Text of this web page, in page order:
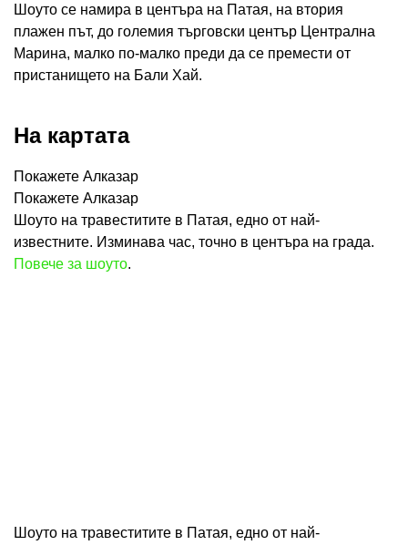
Шоуто се намира в центъра на Патая, на втория
плажен път, до големия търговски център Централна
Марина, малко по-малко преди да се премести от
пристанището на Бали Хай.
На картата
Покажете Алказар
Покажете Алказар
Шоуто на травеститите в Патая, едно от най-
известните. Изминава час, точно в центъра на града.
Повече за шоуто.
Шоуто на травеститите в Патая, едно от най-